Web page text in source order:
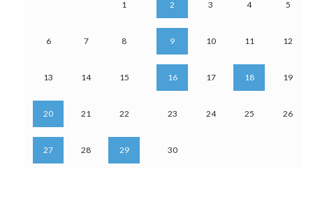
1 2 3 4 5
6 7 8 9 10 11 12
13 14 15 16 17 18 19
20 21 22 23 24 25 26
27 28 29 30